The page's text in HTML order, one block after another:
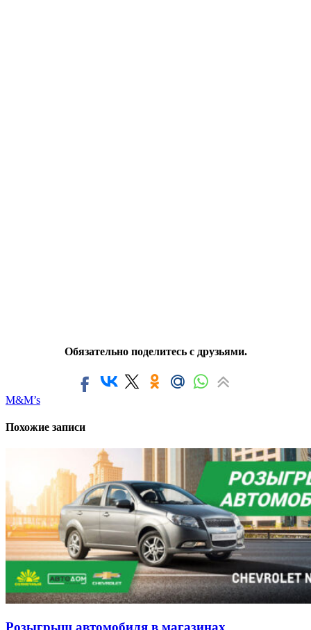
Обязательно поделитесь с друзьями.
M&M’s
Похожие записи
Розыгрыш автомобиля в магазинах